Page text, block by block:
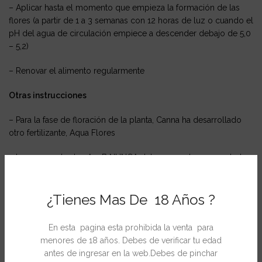
¿Tienes Mas De 18 Años ?
En esta pagina esta prohibida la venta para
menores de 18 años. Debes de verificar tu edad
antes de ingresar en la web.Debes de pinchar
– Aplicar hasta el momento que empieza la formación de las
flores (a partir de 1 a 3 semanas con 12 horas de luz o cuando el
pH del agua de circulación empiece a descender debajo de 5,0
– 5,2)
– Renovar el alimento regularmente
Otras instrucciones
– Para la fase de floración de la planta, Canna ha desarrollado
otro fertilizante, Aqua Flores
– Los concentrados A y B NUNCA deben mezclarse en estado
– Almacenar cerrado en un lugar oscuro y libre de heladas
– Mantener fuera del alcance de los niño
Garantías